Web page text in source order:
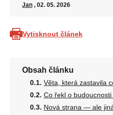
Jan , 02. 05. 2026
Vytisknout článek
Obsah článku
Věta, která zastavila
Co řekl o budoucnosti
Nová strana — ale